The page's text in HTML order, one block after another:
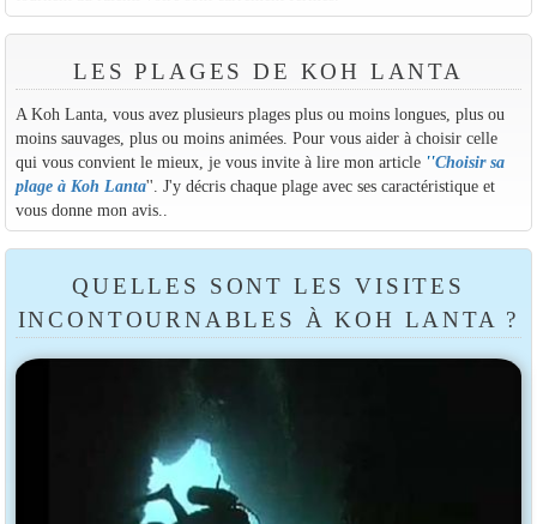
LES PLAGES DE KOH LANTA
A Koh Lanta, vous avez plusieurs plages plus ou moins longues, plus ou
moins sauvages, plus ou moins animées. Pour vous aider à choisir celle
qui vous convient le mieux, je vous invite à lire mon article ''Choisir sa
plage à Koh Lanta''. J'y décris chaque plage avec ses caractéristique et
vous donne mon avis..
QUELLES SONT LES VISITES
INCONTOURNABLES À KOH LANTA ?